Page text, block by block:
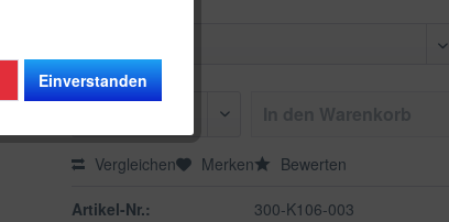
Vergleichen Merken Bewerten
Artikel-Nr.: 300-K106-003
Einverstanden